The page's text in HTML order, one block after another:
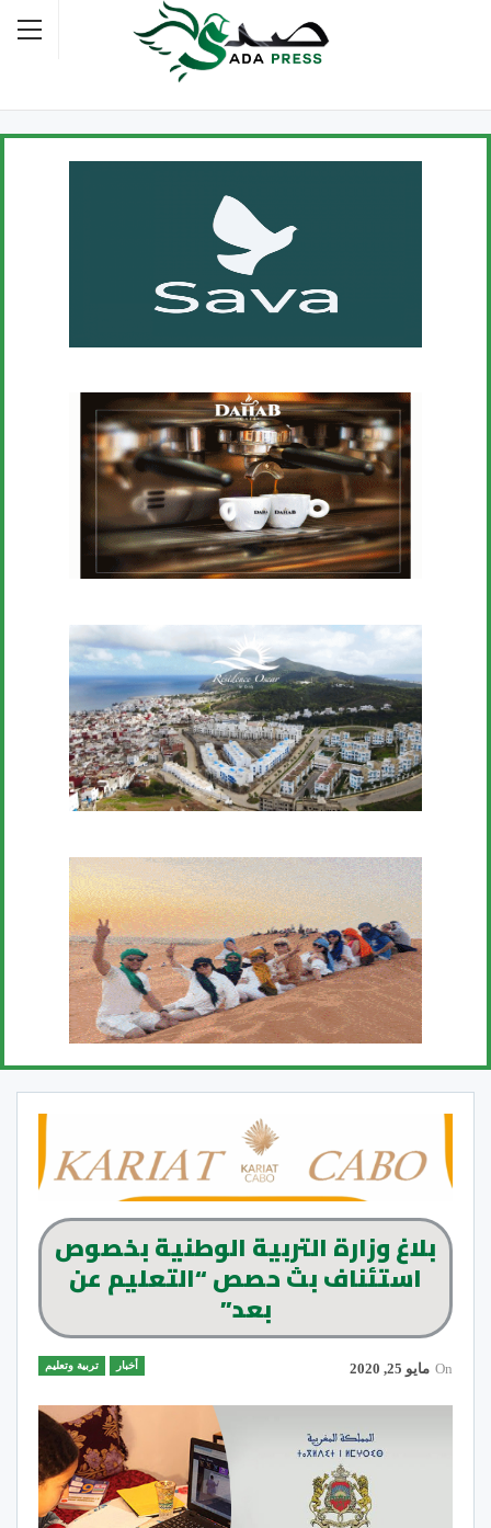
بلاغ وزارة التربية الوطنية بخصوص
استئناف بث حصص “التعليم عن
بعد”
أخبار تربية وتعليم On مايو 25, 2020